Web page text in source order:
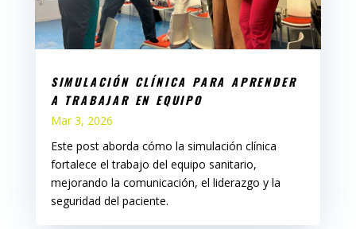
SIMULACIÓN CLÍNICA PARA APRENDER
A TRABAJAR EN EQUIPO
Mar 3, 2026
Este post aborda cómo la simulación clínica
fortalece el trabajo del equipo sanitario,
mejorando la comunicación, el liderazgo y la
seguridad del paciente.